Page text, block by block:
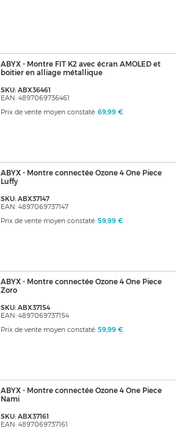
ABYX - Montre FIT K2 avec écran AMOLED et
boitier en alliage métallique
SKU: ABX36461
EAN: 4897069736461
Prix de vente moyen constaté: 69,99 €
ABYX - Montre connectée Ozone 4 One Piece
Luffy
SKU: ABX37147
EAN: 4897069737147
Prix de vente moyen constaté: 59,99 €
ABYX - Montre connectée Ozone 4 One Piece
Zoro
SKU: ABX37154
EAN: 4897069737154
Prix de vente moyen constaté: 59,99 €
ABYX - Montre connectée Ozone 4 One Piece
Nami
SKU: ABX37161
EAN: 4897069737161